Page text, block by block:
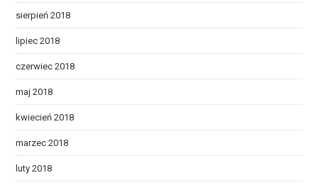
sierpień 2018
lipiec 2018
czerwiec 2018
maj 2018
kwiecień 2018
marzec 2018
luty 2018